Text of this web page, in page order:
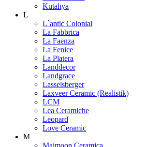
Kutahya
L
L`antic Colonial
La Fabbrica
La Faenza
La Fenice
La Platera
Landdecor
Landgrace
Lasselsberger
Laxveer Ceramic (Realistik)
LCM
Lea Ceramiche
Leopard
Love Ceramic
M
Maimoon Ceramica